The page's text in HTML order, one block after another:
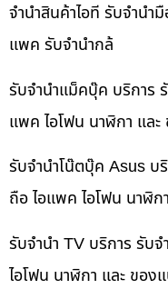
จำนำสินค้าไอที รับจำนำ
แพค รับจำนำกล้
รับจำนำแม็คบุ๊ค บริการ
แพค ไอโฟน นาฬิกา แล
รับจำนำโน๊ตบุ๊ค Asus บ
ถือ ไอแพค ไอโฟน นาฬิ
รับจำนำ TV บริการ รับ
ไอโฟน นาฬิกา และ ของ